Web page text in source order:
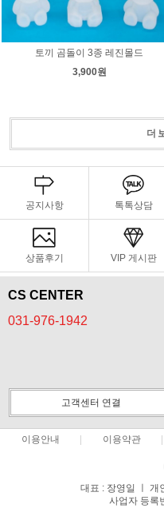
토끼 곰돌이 3종 레진몰드
3,900원
더
공지사항 톡톡상담
상품후기 VIP 게시판
CS CENTER
031-976-1942
고객센터 연결
이용안내 이용약관
대표 : 장영일 ㅣ 개
사업자 등록